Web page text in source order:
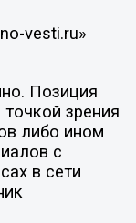
vesti.ru»
Позиция
зрения
либо ином
с
в сети